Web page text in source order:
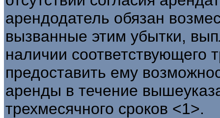
арендодатель обязан
вызванные этим убытки,
наличии соответствующего
предоставить ему
аренды в течение
трехмесячного сроков <1>.